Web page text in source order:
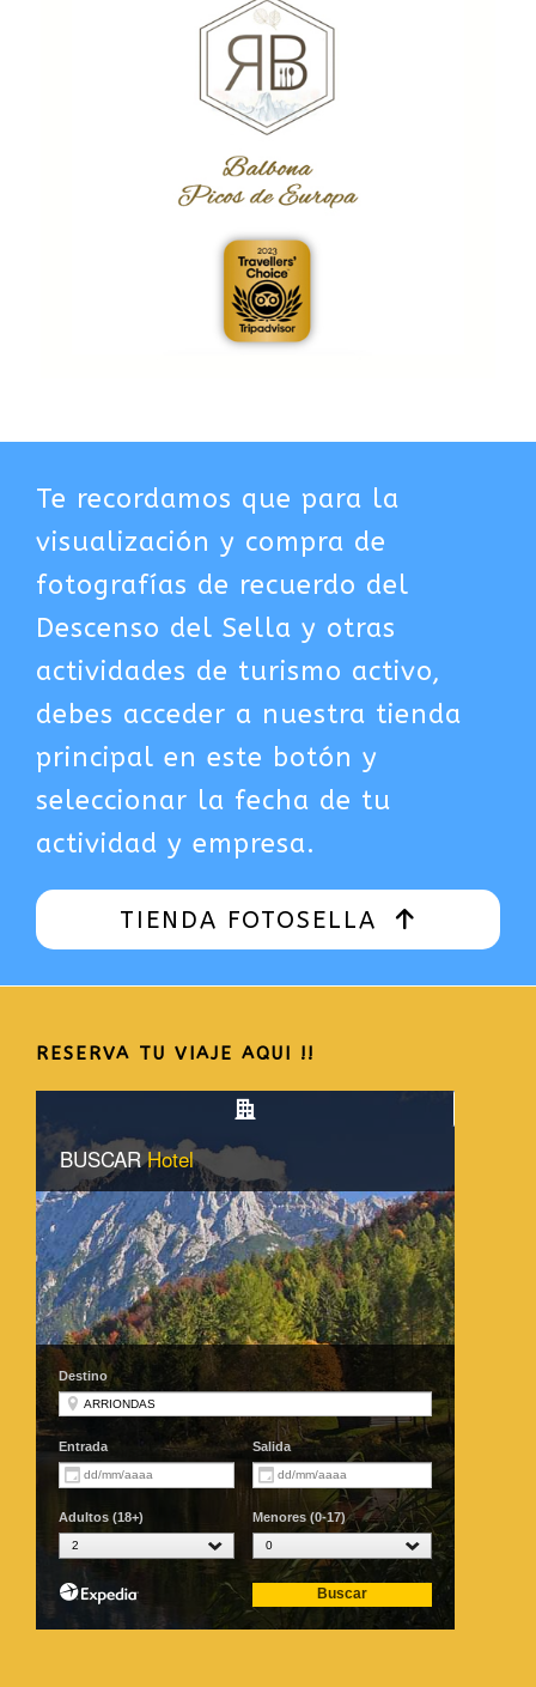
Te recordamos que para la
visualización y compra de
fotografías de recuerdo del
Descenso del Sella y otras
actividades de turismo activo,
debes acceder a nuestra tienda
principal en este botón y
seleccionar la fecha de tu
actividad y empresa.
TIENDA FOTOSELLA
RESERVA TU VIAJE AQUI !!